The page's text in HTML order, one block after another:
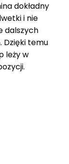
dokładny
i nie
dalszych
Dzięki temu
leży w